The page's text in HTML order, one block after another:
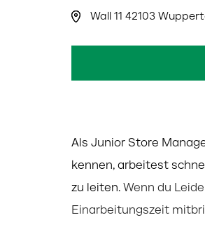
Wall 11 42103
Als Junior Store
kennen, arbeitest
zu leiten. Wenn du
Einarbeitungszeit